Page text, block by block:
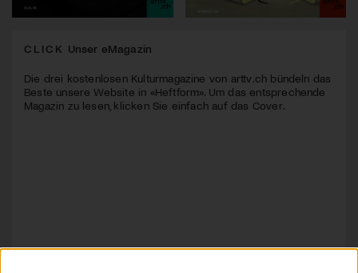
CLICK Unser eMagazin
Die drei kostenlosen Kulturmagazine von arttv.ch bündeln das
Beste unsere Website in «Heftform». Um das entsprechende
Magazin zu lesen, klicken Sie einfach auf das Cover.